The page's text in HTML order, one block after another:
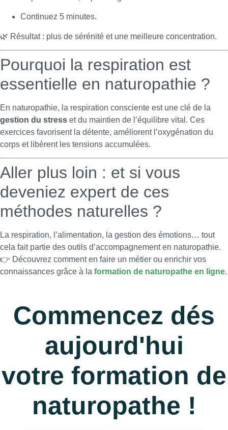
Continuez 5 minutes.
🌿 Résultat : plus de sérénité et une meilleure concentration.
Pourquoi la respiration est
essentielle en naturopathie ?
En naturopathie, la respiration consciente est une clé de la
gestion du stress et du maintien de l’équilibre vital. Ces
exercices favorisent la détente, améliorent l’oxygénation du
corps et libèrent les tensions accumulées.
Aller plus loin : et si vous
deveniez expert de ces
méthodes naturelles ?
La respiration, l’alimentation, la gestion des émotions… tout
cela fait partie des outils d’accompagnement en naturopathie.
👉 Découvrez comment en faire un métier ou enrichir vos
connaissances grâce à la formation de naturopathe en ligne.
Commencez dés
aujourd'hui
votre formation de
naturopathe !